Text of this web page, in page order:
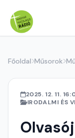
Főoldal Műsorok
2025. 12. 11.
IRODALMI ÉS